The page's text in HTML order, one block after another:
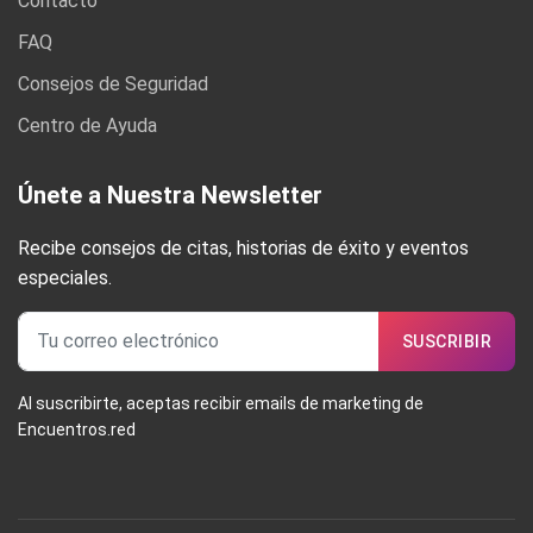
FAQ
Consejos de Seguridad
Centro de Ayuda
Únete a Nuestra Newsletter
Recibe consejos de citas, historias de éxito y eventos
especiales.
SUSCRIBIR
Al suscribirte, aceptas recibir emails de marketing de
Encuentros.red